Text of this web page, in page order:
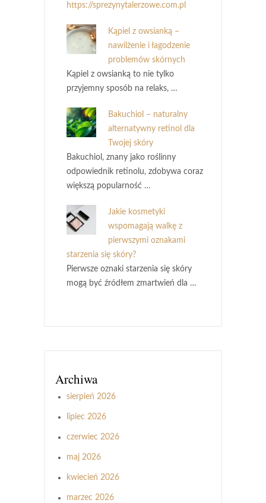
https://sprezynytalerzowe.com.pl
Kąpiel z owsianką –
nawilżenie i łagodzenie
problemów skórnych
Kąpiel z owsianką to nie tylko
przyjemny sposób na relaks, …
Bakuchiol – naturalny
alternatywny retinol dla
Twojej skóry
Bakuchiol, znany jako roślinny
odpowiednik retinolu, zdobywa coraz
większą popularność …
Jakie kosmetyki
wspomagają walkę z
pierwszymi oznakami
starzenia się skóry?
Pierwsze oznaki starzenia się skóry
mogą być źródłem zmartwień dla …
Archiwa
sierpień 2026
lipiec 2026
czerwiec 2026
maj 2026
kwiecień 2026
marzec 2026